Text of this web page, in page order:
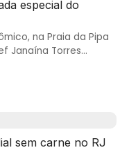
especial do
na Praia da Pipa
Janaína Torres…
sem carne no RJ